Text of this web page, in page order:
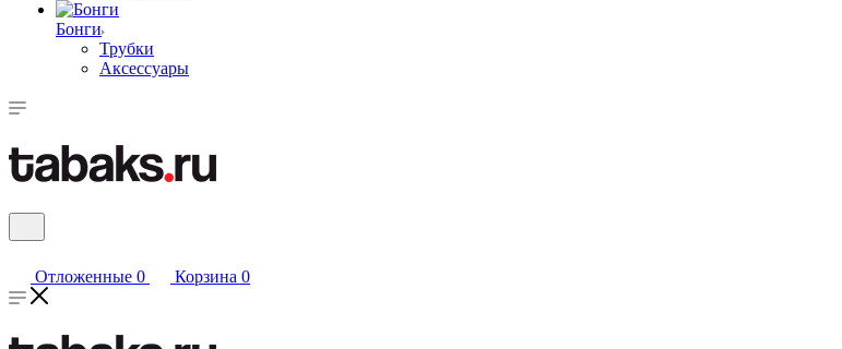
Бонги
Трубки
Аксессуары
Отложенные 0 Корзина 0